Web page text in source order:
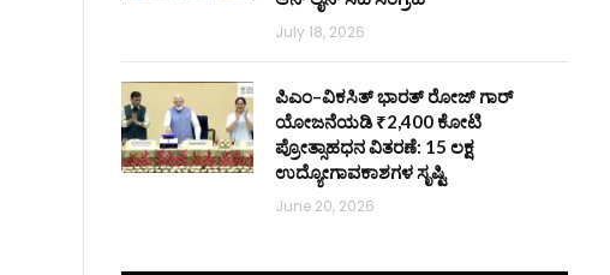
July 18, 2026
ಪಿಎಂ–ವಿಕಸಿತ್ ಭಾರತ್ ರೋಜ್‌ ಗಾರ್
ಯೋಜನೆಯಡಿ ₹2,400 ಕೋಟಿ
ಪ್ರೋತ್ಸಾಹಧನ ವಿತರಣೆ: 15 ಲಕ್ಷ
ಉದ್ಯೋಗಾವಕಾಶಗಳ ಸೃಷ್ಟಿ
June 20, 2026